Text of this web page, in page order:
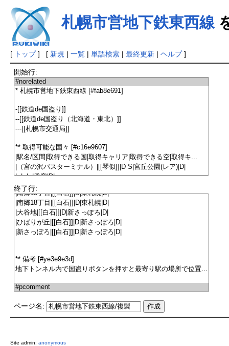
札幌市営地下鉄東西線
[ トップ] [ 新規 | 一覧| 単語検索| 最終更新| ヘルプ]
開始行:
終了行:
ページ名:
Site admin: anonymous